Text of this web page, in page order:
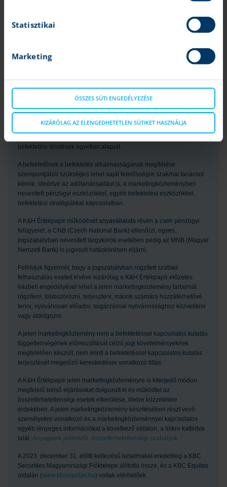
Statisztikai
Marketing
ÖSSZES SÜTI ENGEDÉLYEZÉSE
KIZÁRÓLAG AZ ELENGEDHETETLEN SÜTIKET HASZNÁLJA
befektetési stratégiák nem alkalmasak minden befektető számára. Az
abban szereplő vélemények és ajánlások nem veszik figyelembe az
pénzügyi helyzetét, ismereteit, tapasztalatait, céljait vagy igényeit,
valamint nem hivatottak konkrét pénzügyi eszközöket vagy
marketingközlemény elsősorban olyan befektetők számára készült,
akiktől elvárható, hogy befektetési döntéseiket saját maguk, önállóan
hozzák meg és döntsenek a marketingközleménnyel érintett pénzügyi
eszközökbe történő befektetés célszerűségéről, figyelembe véve
különösen az árat, a lehetséges veszélyeket és kockázatokat, saját
befektetési stratégiájukat, valamint saját jogi, adózási és pénzügyi
befektetési döntések egyetlen alapját.
A befektetőnek a befektetés alkalmasságának megítélése
szempontjából szükséges lehet saját felelősségre szakmai tanácsot
kérnie, ideértve az adótanácsadást is, a marketingközleményben
nevesített pénzügyi eszközökkel, egyéb befektetési eszközökkel,
befektetési stratégiákkal kapcsolatban.
A K&H Értékpapír működését anyavállalata révén a cseh pénzügyi
felügyelet, a CNB (Czech National Bank) ellenőrzi, egyes,
jogszabályban nevesített tárgykörök esetében pedig az MNB (Magyar
Nemzeti Bank) is jogosult hatáskörében eljárni.
Felhívjuk figyelmét, hogy a jogszabályban rögzített szabad
felhasználás eseteit kivéve kizárólag a K&H Értékpapír előzetes
írásbeli engedélyével lehet a jelen marketingközlemény tartalmát
rögzíteni, többszörözni, terjeszteni, mások számára hozzáférhetővé
tenni, nyilvánosan előadni, sugárzással nyilvánossághoz közvetíteni
vagy átdolgozni.
A jelen marketingközlemény nem a befektetéssel kapcsolatos kutatás
függetlenségének előmozdítását célzó jogi követelményeknek
megfelelően készült, nem érinti a befektetéssel kapcsolatos kutatás
terjesztését megelőző kereskedésre vonatkozó tiltás.
A K&H Értékpapír jelen marketingközleményre is kiterjedő módon
megfelelő belső eljárásokat dolgozott ki és működtet az
összeférhetetlenségi esetek elkerülése, illetve közzététele
érdekében. A jelen marketingközlemény készítésében részt vevő
személyekre vonatkozó és a marketingközleménnyel kapcsolatos
egyéb lényeges információkat a következő oldalon, a linkre kattintva
talál: Anyagaink jellemzői, összeférhetetlenségi szabályok
A 2023. december 31. előtti keltezésű tartalmakat eredetileg a KBC
Securities Magyarországi Fióktelepe állította össze, és a KBC Equitas
oldalán (www.kbcequitas.hu) voltak elérhetőek.